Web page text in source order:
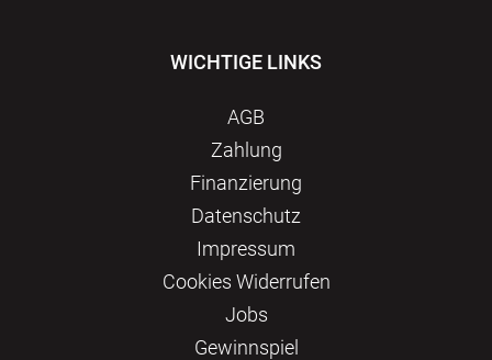
WICHTIGE LINKS
AGB
Zahlung
Finanzierung
Datenschutz
Impressum
Сookies Widerrufen
Jobs
Gewinnspiel